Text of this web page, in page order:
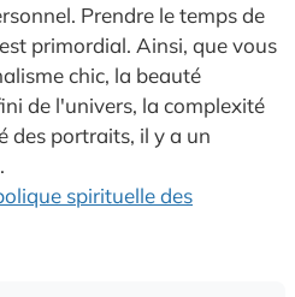
Prendre le temps de
primordial. Ainsi, que vous
chic, la beauté
de l'univers, la complexité
des portraits, il y a un
spirituelle des